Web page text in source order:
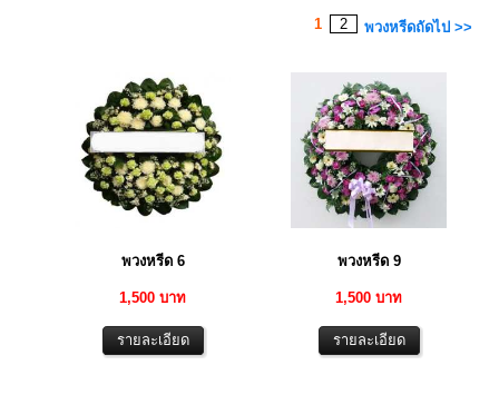
1 2 พวงหรีดถัดไป >>
พวงหรีด 6
1,500 บาท
พวงหรีด 9
1,500 บาท